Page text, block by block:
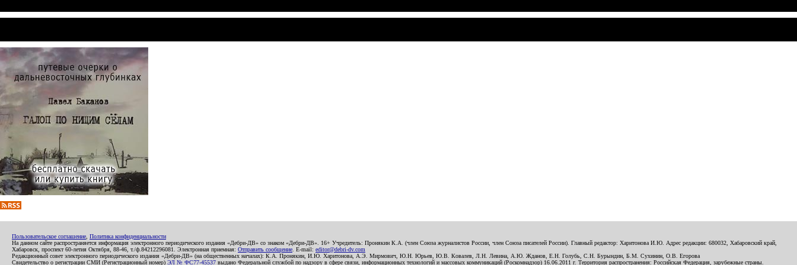
Пользовательское соглашение Политика конфиденциальности
На данном сайте распространяется информация электронного периодического издания «Дебри-ДВ» со знаком «Дебри-ДВ». 16+ Учредитель: Пронякин К.А. (член Союза журналистов России, член Союза писателей России). Главный редактор: Харитонова И.Ю. Адрес редакции: 680032, Хабаровский край,
Хабаровск, проспект 60-летия Октября, 88-46, т./ф.84212296081. Электронная приемная: Отправить сообщение . E-mail: editor@debri-dv.com
Редакционный совет электронного периодического издания «Дебри-ДВ» (на общественных началах): К.А. Пронякин, И.Ю. Харитонова, А.Э. Мирмович, Ю.Н. Юрьев, Ю.В. Ковалев, Л.Н. Левина, А.Ю. Жданов, Е.Н. Голубь, С.Н. Бурындин, Б.М. Сухинин, О.В. Егорова
Свидетельство о регистрации СМИ (Регистрационный номер) ЭЛ № ФС77-45537 выдано Федеральной службой по надзору в сфере связи, информационных технологий и массовых коммуникаций (Роскомнадзор) 16.06.2011 г. Территория распространения: Российская Федерация, зарубежные страны.